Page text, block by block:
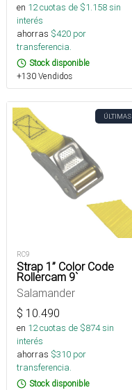
en 12cuotas de $1.158sin
interés
ahorras $420 por
transferencia.
Stock disponible
+130 Vendidos
ÚLTIMAS
RC9
Strap 1” Color Code
Rollercam 9`
Salamander
$ 10.490
en 12cuotas de $874sin
interés
ahorras $310 por
transferencia.
Stock disponible